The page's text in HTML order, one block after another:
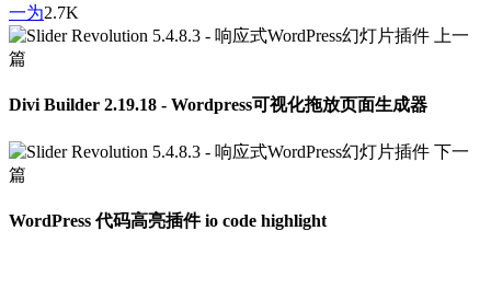
一为2.7K
上一
篇
Divi Builder 2.19.18 - Wordpress可视化拖放页面生成器
下一
篇
WordPress 代码高亮插件 io code highlight